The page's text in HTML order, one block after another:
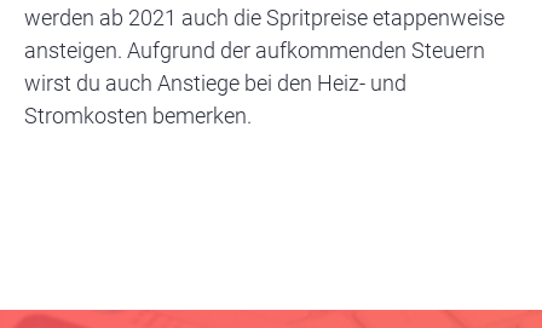
werden ab 2021 auch die Spritpreise etappenweise
ansteigen. Aufgrund der aufkommenden Steuern
wirst du auch Anstiege bei den Heiz- und
Stromkosten bemerken.